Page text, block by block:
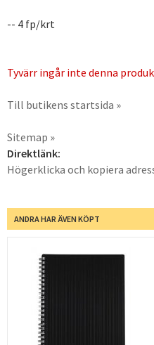
-- 4 fp/krt
Tyvärr ingår inte denna
Till butikens startsida »
Sitemap »
Direktlänk:
Högerklicka och kopiera
ANDRA HAR ÄVEN KÖPT